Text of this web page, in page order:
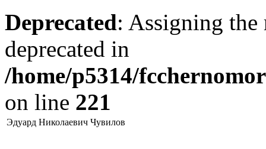
Deprecated: Assigning the
deprecated in
/home/p5314/
on line 221
Эдуард Николаевич Чувилов